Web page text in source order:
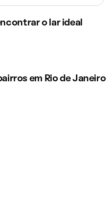
o lar ideal
em Rio de Janeiro